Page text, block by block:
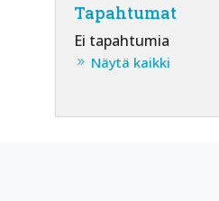
Tapahtumat
Ei tapahtumia
Näytä kaikki